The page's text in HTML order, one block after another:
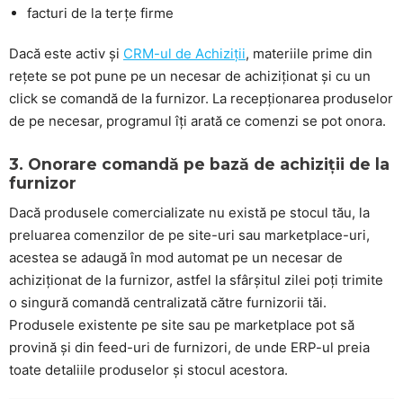
facturi de la terțe firme
Dacă este activ și CRM-ul de Achiziții, materiile prime din
rețete se pot pune pe un necesar de achiziționat și cu un
click se comandă de la furnizor. La recepționarea produselor
de pe necesar, programul îți arată ce comenzi se pot onora.
3. Onorare comandă pe bază de achiziții de la
furnizor
Dacă produsele comercializate nu există pe stocul tău, la
preluarea comenzilor de pe site-uri sau marketplace-uri,
acestea se adaugă în mod automat pe un necesar de
achiziționat de la furnizor, astfel la sfârșitul zilei poți trimite
o singură comandă centralizată către furnizorii tăi.
Produsele existente pe site sau pe marketplace pot să
provină și din feed-uri de furnizori, de unde ERP-ul preia
toate detaliile produselor și stocul acestora.